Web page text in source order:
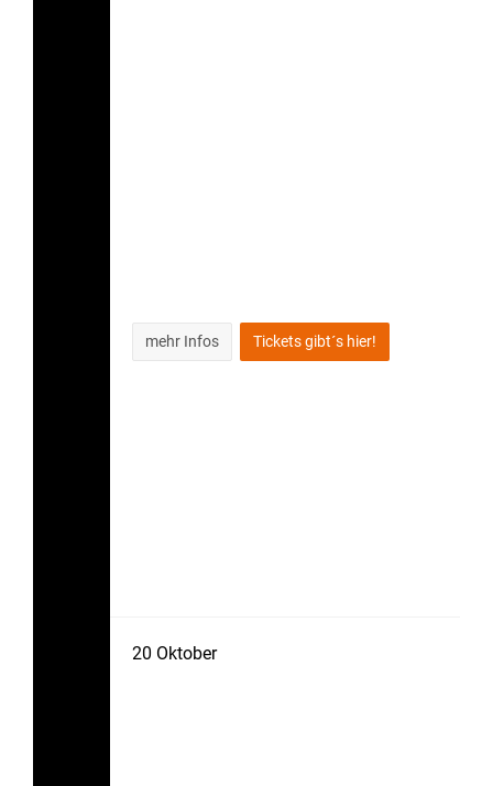
mehr Infos Tickets gibt´s hier!
20 Oktober